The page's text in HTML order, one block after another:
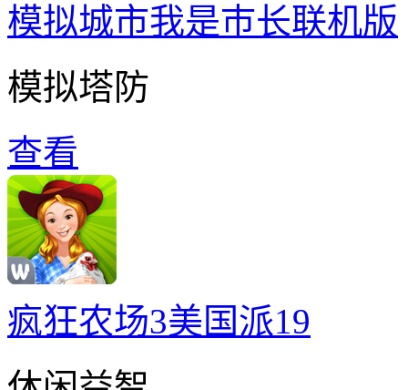
模拟城市我是巿长联机版
模拟塔防
查看
疯狂农场3美国派19